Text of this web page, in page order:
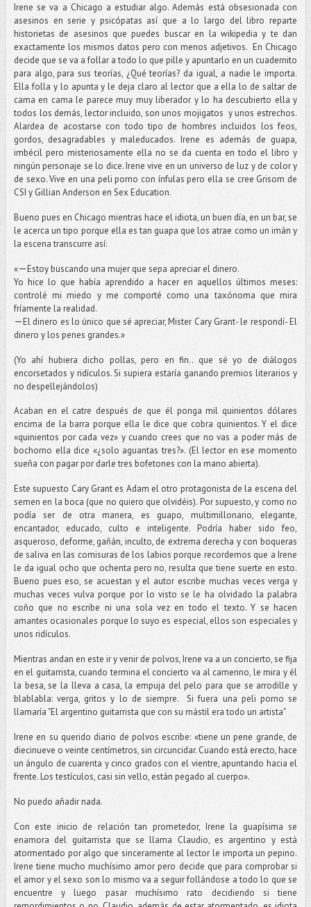
Irene se va a Chicago a estudiar algo. Además está obsesionada con
asesinos en serie y psicópatas así que a lo largo del libro reparte
historietas de asesinos que puedes buscar en la wikipedia y te dan
exactamente los mismos datos pero con menos adjetivos. En Chicago
decide que se va a follar a todo lo que pille y apuntarlo en un cuadernito
para algo, para sus teorías, ¿Qué teorías? da igual, a nadie le importa.
Ella folla y lo apunta y le deja claro al lector que a ella lo de saltar de
cama en cama le parece muy muy liberador y lo ha descubierto ella y
todos los demás, lector incluido, son unos mojigatos y unos estrechos.
Alardea de acostarse con todo tipo de hombres incluidos los feos,
gordos, desagradables y maleducados. Irene es además de guapa,
imbécil pero misteriosamente ella no se da cuenta en todo el libro y
ningún personaje se lo dice. Irene vive en un universo de luz y de color y
de sexo. Vive en una peli porno con ínfulas pero ella se cree Grisom de
CSI y Gillian Anderson en Sex Education.
Bueno pues en Chicago mientras hace el idiota, un buen día, en un bar, se
le acerca un tipo porque ella es tan guapa que los atrae como un imán y
la escena transcurre así:
«—Estoy buscando una mujer que sepa apreciar el dinero.
Yo hice lo que había aprendido a hacer en aquellos últimos meses:
controlé mi miedo y me comporté como una taxónoma que mira
fríamente la realidad.
—El dinero es lo único que sé apreciar, Mister Cary Grant- le respondí- El
dinero y los penes grandes.»
(Yo ahí hubiera dicho pollas, pero en fin.. que sé yo de diálogos
encorsetados y ridículos. Si supiera estaría ganando premios literarios y
no despellejándolos)
Acaban en el catre después de que él ponga mil quinientos dólares
encima de la barra porque ella le dice que cobra quinientos. Y el dice
«quinientos por cada vez» y cuando crees que no vas a poder más de
bochorno ella dice «¿solo aguantas tres?». (El lector en ese momento
sueña con pagar por darle tres bofetones con la mano abierta).
Este supuesto Cary Grant es Adam el otro protagonista de la escena del
semen en la boca (que no quiero que olvidéis). Por supuesto, y como no
podía ser de otra manera, es guapo, multimillonario, elegante,
encantador, educado, culto e inteligente. Podría haber sido feo,
asqueroso, deforme, gañán, inculto, de extrema derecha y con boqueras
de saliva en las comisuras de los labios porque recordemos que a Irene
le da igual ocho que ochenta pero no, resulta que tiene suerte en esto.
Bueno pues eso, se acuestan y el autor escribe muchas veces verga y
muchas veces vulva porque por lo visto se le ha olvidado la palabra
coño que no escribe ni una sola vez en todo el texto. Y se hacen
amantes ocasionales porque lo suyo es especial, ellos son especiales y
unos ridículos.
Mientras andan en este ir y venir de polvos, Irene va a un concierto, se fija
en el guitarrista, cuando termina el concierto va al camerino, le mira y él
la besa, se la lleva a casa, la empuja del pelo para que se arrodille y
blablabla: verga, gritos y lo de siempre. Si fuera una peli porno se
llamaría "El argentino guitarrista que con su mástil era todo un artista"
Irene en su querido diario de polvos escribe: «tiene un pene grande, de
diecinueve o veinte centímetros, sin circuncidar. Cuando está erecto, hace
un ángulo de cuarenta y cinco grados con el vientre, apuntando hacia el
frente. Los testículos, casi sin vello, están pegado al cuerpo».
No puedo añadir nada.
Con este inicio de relación tan prometedor, Irene la guapísima se
enamora del guitarrista que se llama Claudio, es argentino y está
atormentado por algo que sinceramente al lector le importa un pepino.
Irene tiene mucho muchísimo amor pero decide que para comprobar si
el amor y el sexo son lo mismo va a seguir follándose a todo lo que se
encuentre y luego pasar muchísimo rato decidiendo si tiene